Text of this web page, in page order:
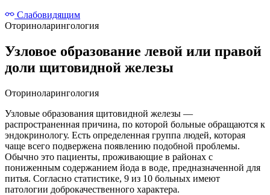
Слабовидящим
Оториноларингология
Узловое образование левой или правой
доли щитовидной железы
Оториноларингология
Узловые образования щитовидной железы —
распространенная причина, по которой больные обращаются к
эндокринологу. Есть определенная группа людей, которая
чаще всего подвержена появлению подобной проблемы.
Обычно это пациенты, проживающие в районах с
пониженным содержанием йода в воде, предназначенной для
питья. Согласно статистике, 9 из 10 больных имеют
патологии доброкачественного характера.